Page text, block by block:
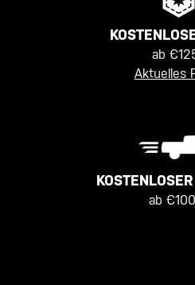
ab
Aktuelles
ab